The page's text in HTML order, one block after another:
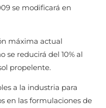
se modificará en
máxima actual
se reducirá del 10% al
propelente.
a la industria para
en las formulaciones de